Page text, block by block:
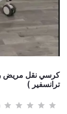
كرسي نقل مريض
ترانسفير )